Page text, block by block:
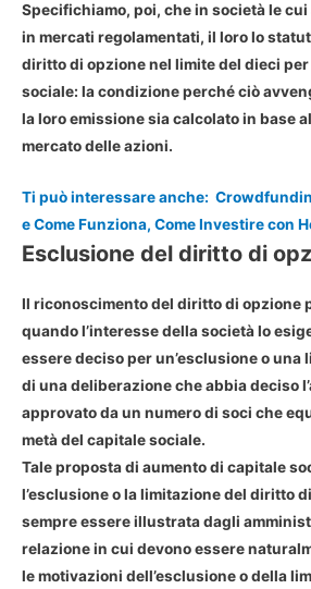
Specifichiamo, poi, che in società le
in mercati regolamentati, il loro lo
diritto di opzione nel limite del dieci
sociale: la condizione perché ciò
la loro emissione sia calcolato in base
mercato delle azioni.
Ti può interessare anche:
e Come Funziona, Come Investire con
Esclusione del diritto di
Il riconoscimento del diritto di opzione
quando l’interesse della società lo
essere deciso per un’esclusione o una
di una deliberazione che abbia deciso
approvato da un numero di soci che
metà del capitale sociale.
Tale proposta di aumento di capitale
l’esclusione o la limitazione del diritto
sempre essere illustrata dagli
relazione in cui devono essere
le motivazioni dell’esclusione o della